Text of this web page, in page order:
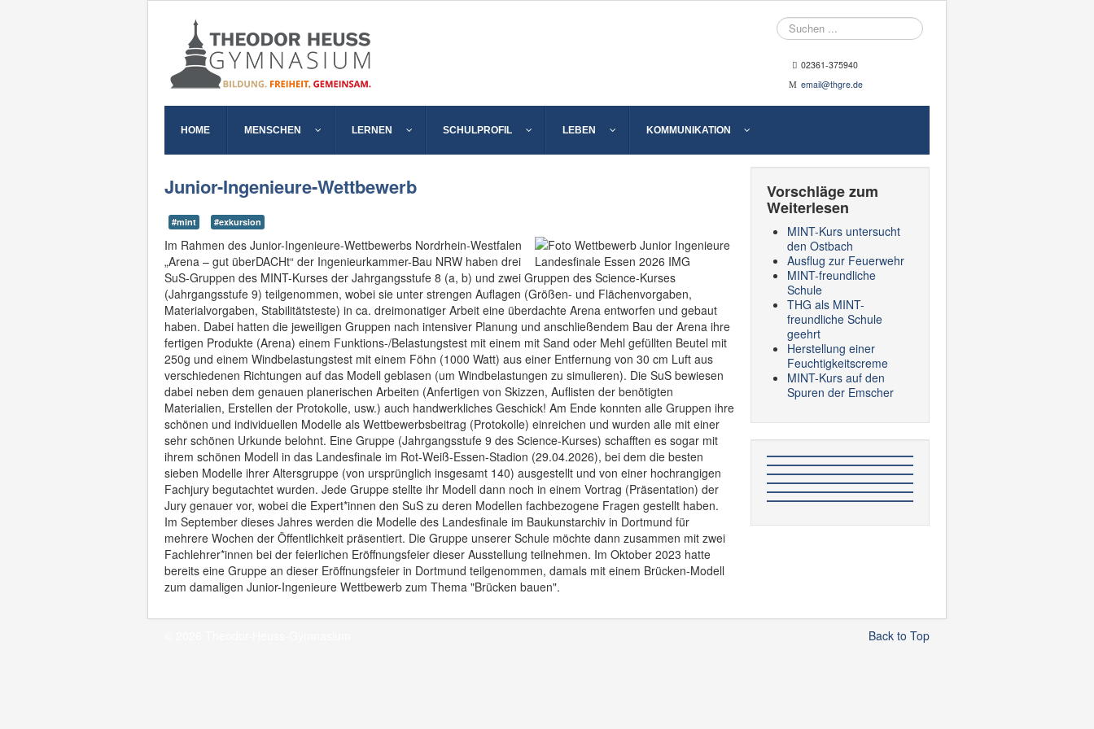
Suche
02361-375940
email@thgre.de
HOME MENSCHEN LERNEN SCHULPROFIL LEBEN KOMMUNIKATION
Junior-Ingenieure-Wettbewerb
#mint #exkursion
Im Rahmen des Junior-Ingenieure-Wettbewerbs Nordrhein-Westfalen
„Arena – gut überDACHt“ der Ingenieurkammer-Bau NRW haben drei
SuS-Gruppen des MINT-Kurses der Jahrgangsstufe 8 (a, b) und zwei Gruppen des Science-Kurses
(Jahrgangsstufe 9) teilgenommen, wobei sie unter strengen Auflagen (Größen- und Flächenvorgaben,
Materialvorgaben, Stabilitätsteste) in ca. dreimonatiger Arbeit eine überdachte Arena entworfen und gebaut
haben. Dabei hatten die jeweiligen Gruppen nach intensiver Planung und anschließendem Bau der Arena ihre
fertigen Produkte (Arena) einem Funktions-/Belastungstest mit einem mit Sand oder Mehl gefüllten Beutel mit
250g und einem Windbelastungstest mit einem Föhn (1000 Watt) aus einer Entfernung von 30 cm Luft aus
verschiedenen Richtungen auf das Modell geblasen (um Windbelastungen zu simulieren). Die SuS bewiesen
dabei neben dem genauen planerischen Arbeiten (Anfertigen von Skizzen, Auflisten der benötigten
Materialien, Erstellen der Protokolle, usw.) auch handwerkliches Geschick! Am Ende konnten alle Gruppen ihre
schönen und individuellen Modelle als Wettbewerbsbeitrag (Protokolle) einreichen und wurden alle mit einer
sehr schönen Urkunde belohnt. Eine Gruppe (Jahrgangsstufe 9 des Science-Kurses) schafften es sogar mit
ihrem schönen Modell in das Landesfinale im Rot-Weiß-Essen-Stadion (29.04.2026), bei dem die besten
sieben Modelle ihrer Altersgruppe (von ursprünglich insgesamt 140) ausgestellt und von einer hochrangigen
Fachjury begutachtet wurden. Jede Gruppe stellte ihr Modell dann noch in einem Vortrag (Präsentation) der
Jury genauer vor, wobei die Expert*innen den SuS zu deren Modellen fachbezogene Fragen gestellt haben.
Im September dieses Jahres werden die Modelle des Landesfinale im Baukunstarchiv in Dortmund für
mehrere Wochen der Öffentlichkeit präsentiert. Die Gruppe unserer Schule möchte dann zusammen mit zwei
Fachlehrer*innen bei der feierlichen Eröffnungsfeier dieser Ausstellung teilnehmen. Im Oktober 2023 hatte
bereits eine Gruppe an dieser Eröffnungsfeier in Dortmund teilgenommen, damals mit einem Brücken-Modell
zum damaligen Junior-Ingenieure Wettbewerb zum Thema "Brücken bauen".
Vorschläge zum
Weiterlesen
MINT-Kurs untersucht
den Ostbach
Ausflug zur Feuerwehr
MINT-freundliche
Schule
THG als MINT-
freundliche Schule
geehrt
Herstellung einer
Feuchtigkeitscreme
MINT-Kurs auf den
Spuren der Emscher
Back to Top